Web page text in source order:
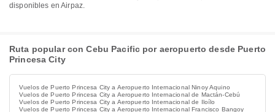
disponibles en Airpaz.
Ruta popular con Cebu Pacific por aeropuerto desde Puerto
Princesa City
Vuelos de Puerto Princesa City a Aeropuerto Internacional Ninoy Aquino
Vuelos de Puerto Princesa City a Aeropuerto Internacional de Mactán-Cebú
Vuelos de Puerto Princesa City a Aeropuerto Internacional de Iloílo
Vuelos de Puerto Princesa City a Aeropuerto Internacional Francisco Bangoy